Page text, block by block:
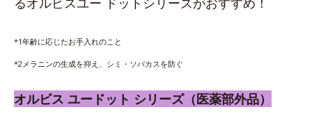
*1年齢に応じたお手入れのこと
*2メラニンの生成を抑え、シミ・ソバカスを防ぐ
オルビス ユードット シリーズ（医薬部外品）